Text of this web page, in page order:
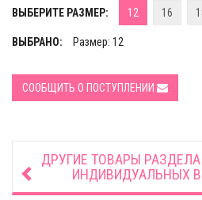
ВЫБЕРИТЕ РАЗМЕР: 12 16
ВЫБРАНО: Размер: 12
СООБЩИТЬ О ПОСТУПЛЕНИИ
ДРУГИЕ ТОВАРЫ РАЗДЕЛА
ИНДИВИДУАЛЬНЫХ